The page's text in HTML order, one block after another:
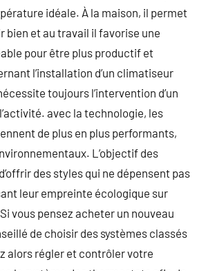
idéale. À la maison, il permet
bien et au travail il favorise une
pour être plus productif et
l’installation d’un climatiseur
toujours l’intervention d’un
avec la technologie, les
de plus en plus performants,
L’objectif des
des styles qui ne dépensent pas
leur empreinte écologique sur
vous pensez acheter un nouveau
de choisir des systèmes classés
alors régler et contrôler votre